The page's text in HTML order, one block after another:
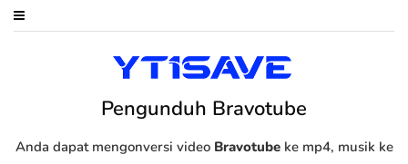
Pengunduh Bravotube
Anda dapat mengonversi video Bravotubeke mp4, musik ke